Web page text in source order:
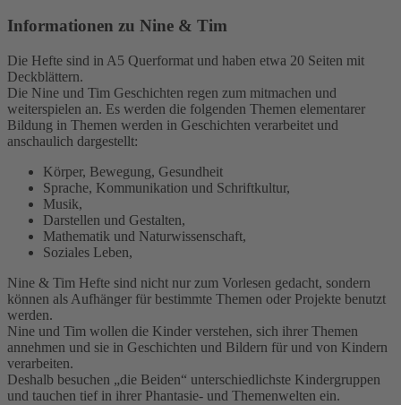
Informationen zu Nine & Tim
Die Hefte sind in A5 Querformat und haben etwa 20 Seiten mit
Deckblättern.
Die Nine und Tim Geschichten regen zum mitmachen und
weiterspielen an. Es werden die folgenden Themen elementarer
Bildung in Themen werden in Geschichten verarbeitet und
anschaulich dargestellt:
Körper, Bewegung, Gesundheit
Sprache, Kommunikation und Schriftkultur,
Musik,
Darstellen und Gestalten,
Mathematik und Naturwissenschaft,
Soziales Leben,
Nine & Tim Hefte sind nicht nur zum Vorlesen gedacht, sondern
können als Aufhänger für bestimmte Themen oder Projekte benutzt
werden.
Nine und Tim wollen die Kinder verstehen, sich ihrer Themen
annehmen und sie in Geschichten und Bildern für und von Kindern
verarbeiten.
Deshalb besuchen „die Beiden“ unterschiedlichste Kindergruppen
und tauchen tief in ihrer Phantasie- und Themenwelten ein.